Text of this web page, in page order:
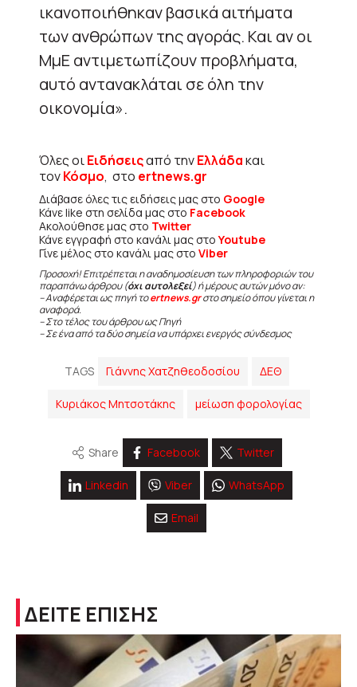
ικανοποιήθηκαν βασικά αιτήματα
των ανθρώπων της αγοράς. Και αν οι
ΜμΕ αντιμετωπίζουν προβλήματα,
αυτό αντανακλάται σε όλη την
οικονομία».
Όλες οιΕιδήσειςαπό τηνΕλλάδακαι
τονΚόσμο, στο ertnews.gr
Διάβασε όλες τις ειδήσεις μας στο Google
Κάνε like στη σελίδα μας στο Facebook
Ακολούθησε μας στο Twitter
Κάνε εγγραφή στο κανάλι μας στοYoutube
Γίνε μέλος στο κανάλι μας στο Viber
Προσοχή! Επιτρέπεται η αναδημοσίευση των πληροφοριών του
παραπάνω άρθρου (όχι αυτολεξεί) ή μέρους αυτών μόνο αν:
– Αναφέρεται ως πηγή τοertnews.grστο σημείο όπου γίνεται η
αναφορά.
– Στο τέλος του άρθρου ως Πηγή
– Σε ένα από τα δύο σημεία να υπάρχει ενεργός σύνδεσμος
TAGS Γιάννης Χατζηθεοδοσίου ΔΕΘ
Κυριάκος Μητσοτάκης μείωση φορολογίας
Share Facebook Twitter
Linkedin Viber WhatsApp
Email
ΔΕΙΤΕ ΕΠΙΣΗΣ